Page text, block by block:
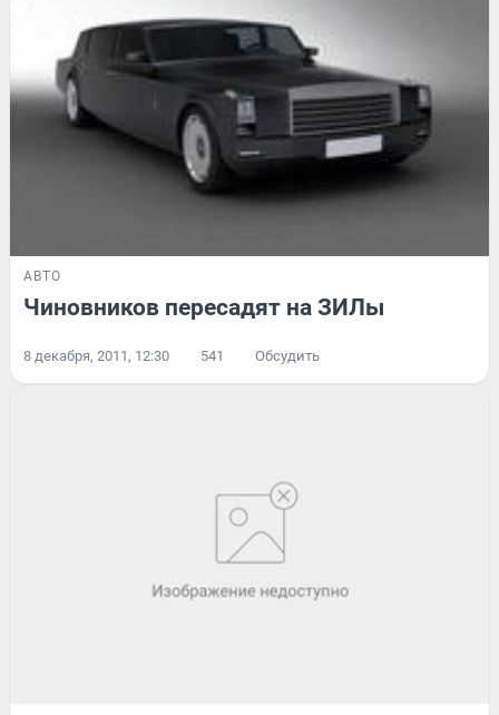
АВТО
Чиновников пересадят на ЗИЛы
8 декабря, 2011, 12:30 541 Обсудить